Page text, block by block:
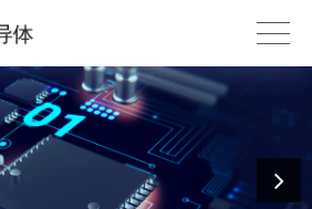
高速接口控制芯片领域